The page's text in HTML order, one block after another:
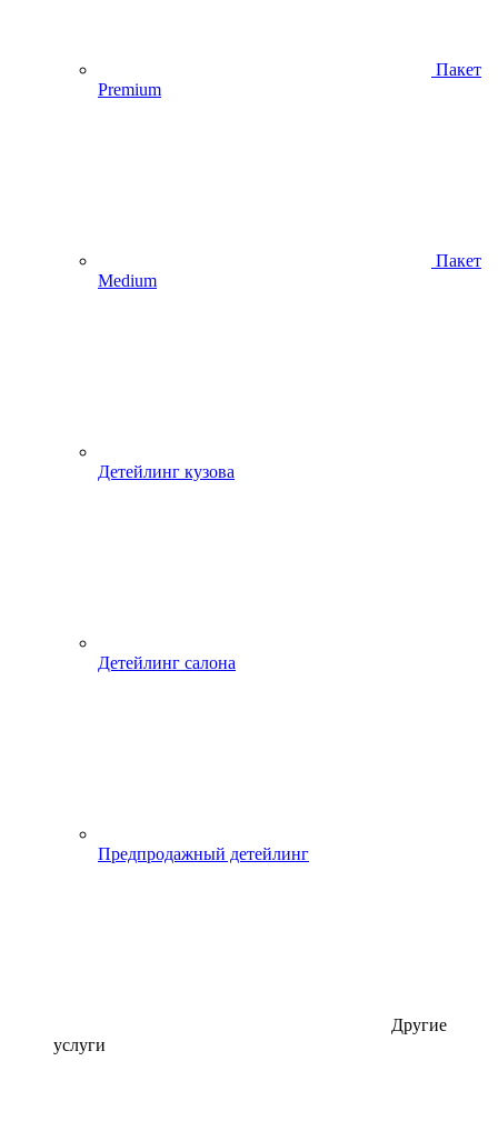
Пакет
Premium
Пакет
Medium
Детейлинг кузова
Детейлинг салона
Предпродажный детейлинг
Другие
услуги